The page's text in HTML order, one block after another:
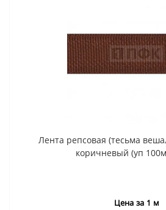
Лента репсовая (тесьма
коричневый (уп
Цена за 1 м